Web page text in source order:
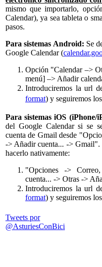
mismo que importarlo,
Calendar), ya sea tableta o
pasos.
Para sistemas Android: Se
Google Calendar (
Opción "Calendar –>
menú] –> Añadir
Introduciremos la url
format) y seguiremos
Para sistemas iOS (iPhone/
del Google Calendar si se
cuenta de Gmail desde
-> Añadir cuenta... -> Gmail".
hacerlo nativamente:
"Opciones ->
cuenta... -> Otras ->
Introduciremos la url
format) y seguiremos
Tweets por
@AsturiesConBici